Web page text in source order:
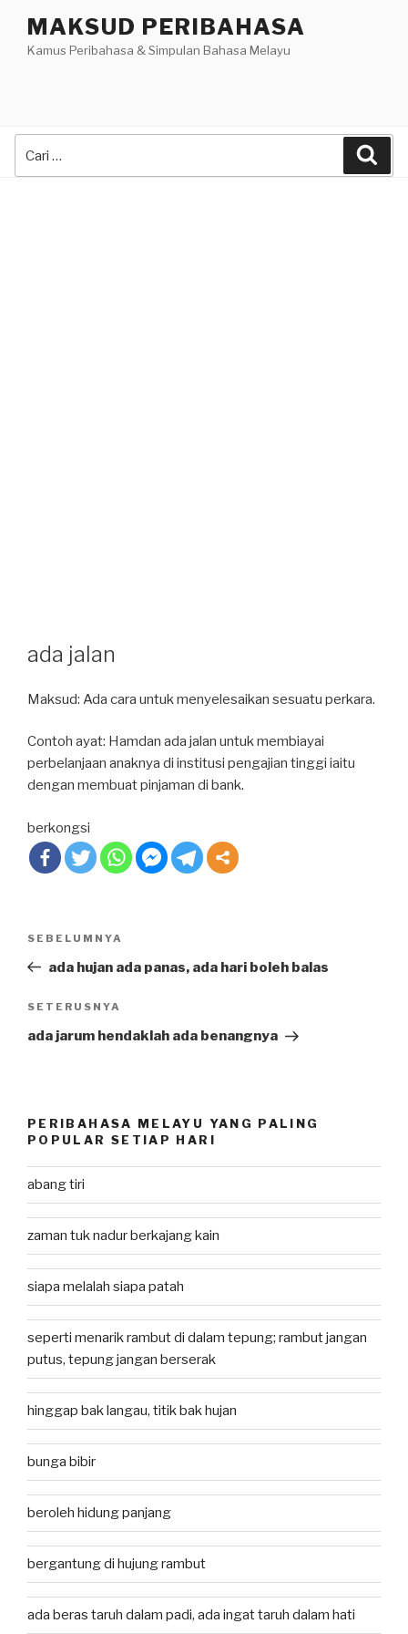
content
MAKSUD PERIBAHASA
Kamus Peribahasa & Simpulan Bahasa Melayu
ada jalan
Maksud: Ada cara untuk menyelesaikan sesuatu perkara.
Contoh ayat: Hamdan ada jalan untuk membiayai
perbelanjaan anaknya di institusi pengajian tinggi iaitu
dengan membuat pinjaman di bank.
berkongsi
Previous
Post
SEBELUMNYA
ada hujan ada panas, ada hari boleh balas
Next
Post
SETERUSNYA
ada jarum hendaklah ada benangnya
PERIBAHASA MELAYU YANG PALING
POPULAR SETIAP HARI
abang tiri
zaman tuk nadur berkajang kain
siapa melalah siapa patah
seperti menarik rambut di dalam tepung; rambut jangan
putus, tepung jangan berserak
hinggap bak langau, titik bak hujan
bunga bibir
beroleh hidung panjang
bergantung di hujung rambut
ada beras taruh dalam padi, ada ingat taruh dalam hati